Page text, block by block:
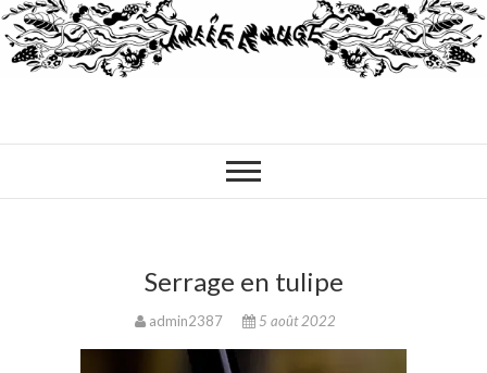
Serrage en tulipe
admin2387 5 août 2022